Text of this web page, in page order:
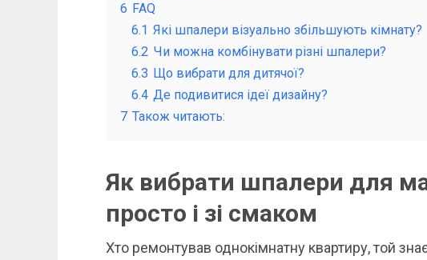
6 FAQ
6.1 Які шпалери візуально збільшують кімнату?
6.2 Чи можна комбінувати різні шпалери?
6.3 Що вибрати для дитячої?
6.4 Де подивитися ідеї дизайну?
7 Також читають:
Як вибрати шпалери для
просто і зі смаком
Хто ремонтував однокімнатну квартиру, той